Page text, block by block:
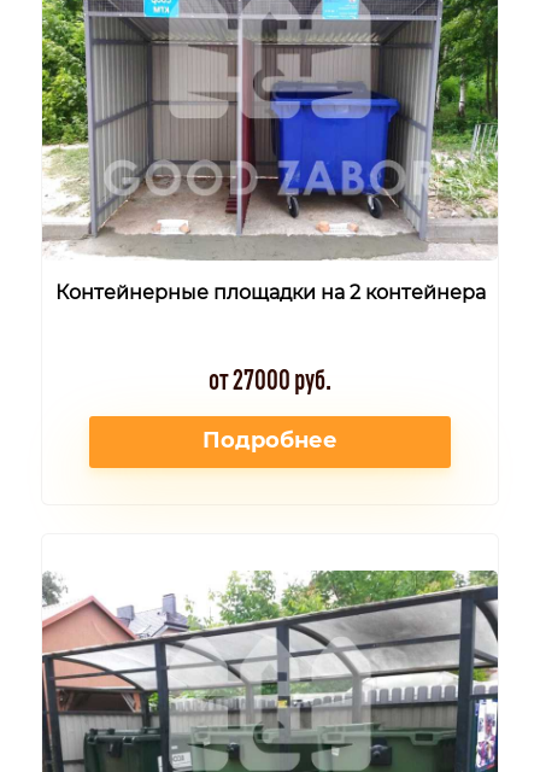
Контейнерные площадки на 2 контейнера
от 27000 руб.
Подробнее